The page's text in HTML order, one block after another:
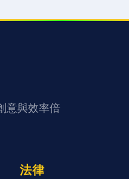
意與效率倍
法律